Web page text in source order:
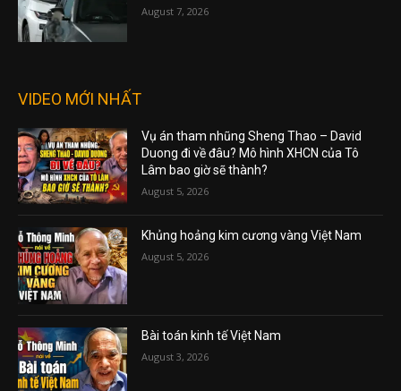
August 7, 2026
VIDEO MỚI NHẤT
Vụ án tham nhũng Sheng Thao – David
Duong đi về đâu? Mô hình XHCN của Tô
Lâm bao giờ sẽ thành?
August 5, 2026
Khủng hoảng kim cương vàng Việt Nam
August 5, 2026
Bài toán kinh tế Việt Nam
August 3, 2026